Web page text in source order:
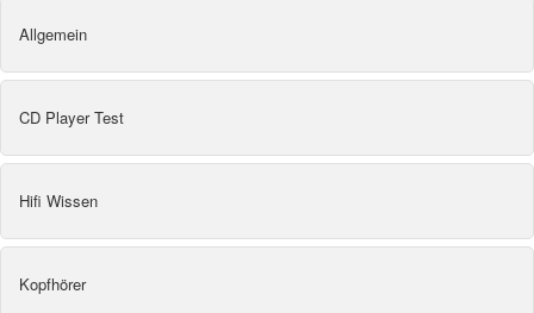
Allgemein
CD Player Test
Hifi Wissen
Kopfhörer